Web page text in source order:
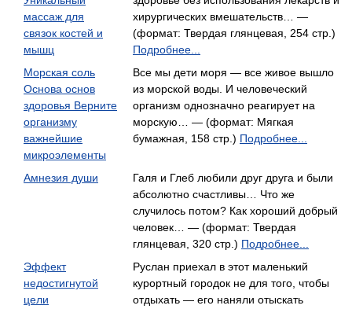
массаж для
связок костей и
мышц
хирургических вмешательств… —
(формат: Твердая глянцевая, 254 стр.)
Подробнее...
Морская соль
Основа основ
здоровья Верните
организму
важнейшие
микроэлементы
Все мы дети моря — все живое вышло
из морской воды. И человеческий
организм однозначно реагирует на
морскую… — (формат: Мягкая
бумажная, 158 стр.) Подробнее...
Амнезия души
Галя и Глеб любили друг друга и были
абсолютно счастливы… Что же
случилось потом? Как хороший добрый
человек… — (формат: Твердая
глянцевая, 320 стр.) Подробнее...
Эффект
недостигнутой
цели
Руслан приехал в этот маленький
курортный городок не для того, чтобы
отдыхать — его наняли отыскать